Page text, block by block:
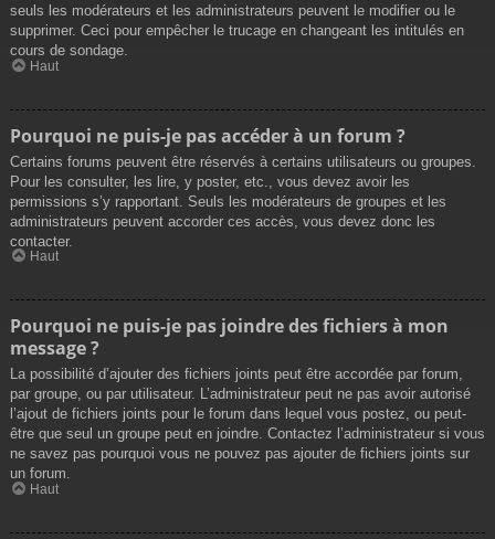
seuls les modérateurs et les administrateurs peuvent le modifier ou le
supprimer. Ceci pour empêcher le trucage en changeant les intitulés en
cours de sondage.
Haut
Pourquoi ne puis-je pas accéder à un forum ?
Certains forums peuvent être réservés à certains utilisateurs ou groupes.
Pour les consulter, les lire, y poster, etc., vous devez avoir les
permissions s’y rapportant. Seuls les modérateurs de groupes et les
administrateurs peuvent accorder ces accès, vous devez donc les
contacter.
Haut
Pourquoi ne puis-je pas joindre des fichiers à mon
message ?
La possibilité d’ajouter des fichiers joints peut être accordée par forum,
par groupe, ou par utilisateur. L’administrateur peut ne pas avoir autorisé
l’ajout de fichiers joints pour le forum dans lequel vous postez, ou peut-
être que seul un groupe peut en joindre. Contactez l’administrateur si vous
ne savez pas pourquoi vous ne pouvez pas ajouter de fichiers joints sur
un forum.
Haut